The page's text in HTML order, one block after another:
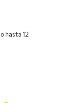
hasta 12